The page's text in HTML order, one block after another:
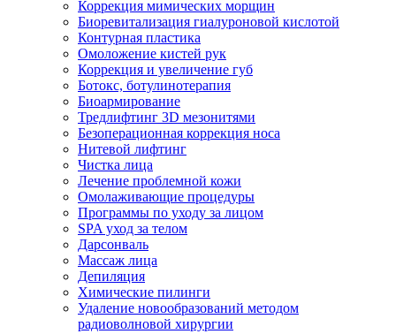
Коррекция мимических морщин
Биоревитализация гиалуроновой кислотой
Контурная пластика
Омоложение кистей рук
Коррекция и увеличение губ
Ботокс, ботулинотерапия
Биоармирование
Тредлифтинг 3D мезонитями
Безоперационная коррекция носа
Нитевой лифтинг
Чистка лица
Лечение проблемной кожи
Омолаживающие процедуры
Программы по уходу за лицом
SPA уход за телом
Дарсонваль
Массаж лица
Депиляция
Химические пилинги
Удаление новообразований методом
радиоволновой хирургии